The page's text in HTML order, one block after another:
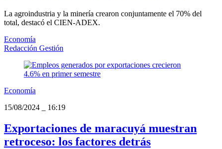
La agroindustria y la minería crearon conjuntamente el 70% del
total, destacó el CIEN-ADEX.
Economía
Redacción Gestión
Economía
15/08/2024
16:19
Exportaciones de maracuyá muestran
retroceso: los factores detrás